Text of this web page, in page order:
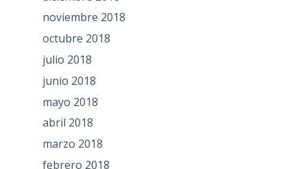
noviembre 2018
octubre 2018
julio 2018
junio 2018
mayo 2018
abril 2018
marzo 2018
febrero 2018